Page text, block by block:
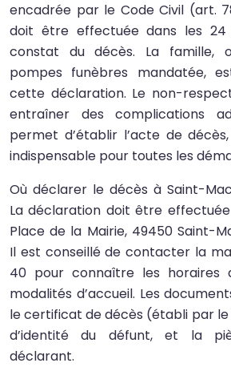
encadrée par le Code Civil (art.
doit être effectuée dans les 24
constat du décès. La famille,
pompes funèbres mandatée,
cette déclaration. Le non-
entraîner des complications
permet d’établir l’acte de
indispensable pour toutes les
Où déclarer le décès à Saint-
La déclaration doit être
Place de la Mairie, 49450 Saint-
Il est conseillé de contacter la
40 pour connaître les horaires
modalités d’accueil. Les
le certificat de décès (établi par
d’identité du défunt, et la
déclarant.